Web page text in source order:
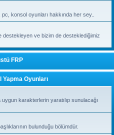
konsol oyunları hakkında her sey..
destekleyen ve bizim de desteklediğimiz
FRP
Yapma Oyunları
karakterlerin yaratılıp sunulacağı
bulunduğu bölümdür.